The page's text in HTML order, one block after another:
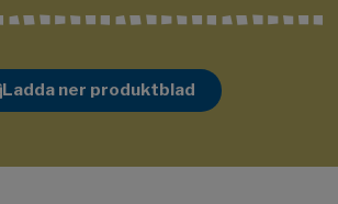
Ladda ner produktblad